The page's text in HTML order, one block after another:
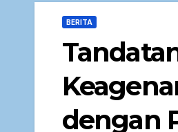
BERITA
dengan